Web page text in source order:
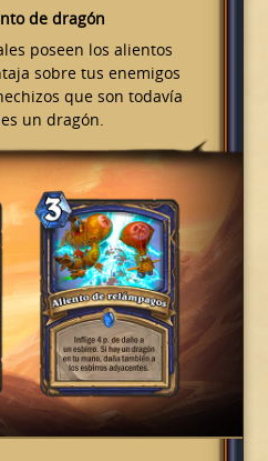
de dragón
poseen los alientos
sobre tus enemigos
que son todavía
un dragón.